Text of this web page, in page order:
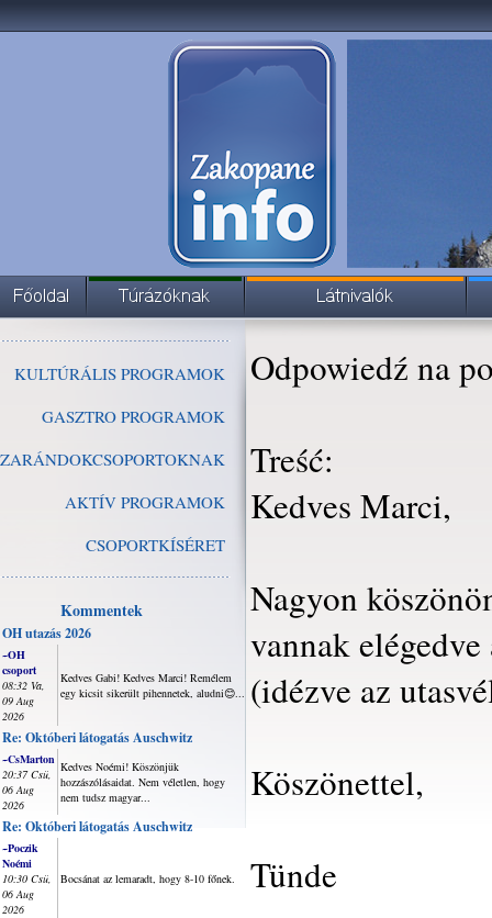
KULTÚRÁLIS PROGRAMOK
GASZTRO PROGRAMOK
ZARÁNDOKCSOPORTOKNAK
AKTÍV PROGRAMOK
CSOPORTKÍSÉRET
Kommentek
OH utazás 2026
~OH
csoport
08:32 Va,
09 Aug
2026
Kedves Gabi! Kedves Marci! Remélem
egy kicsit sikerült pihennetek, aludni😊...
Re: Októberi látogatás Auschwitz
~CsMarton
20:37 Csü,
06 Aug
2026
Kedves Noémi! Köszönjük
hozzászólásaidat. Nem véletlen, hogy
nem tudsz magyar...
Re: Októberi látogatás Auschwitz
~Poczik
Noémi
10:30 Csü,
06 Aug
2026
Bocsánat az lemaradt, hogy 8-10 főnek.
Odpowiedź na
Treść:
Kedves Marci,
Nagyon
vannak
(idézve az
Köszönettel,
Tünde